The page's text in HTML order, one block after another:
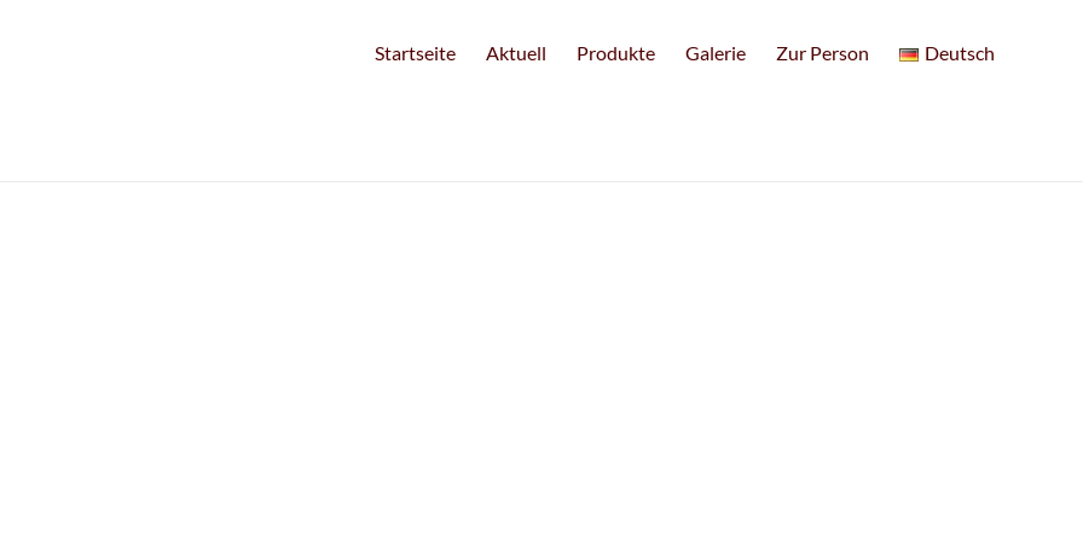
Startseite Aktuell Produkte Galerie Zur Person Deutsch